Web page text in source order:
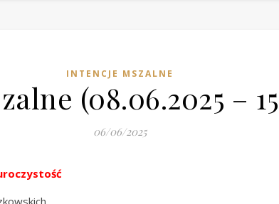
INTENCJE MSZALNE
(08.06.2025 –
06/06/2025